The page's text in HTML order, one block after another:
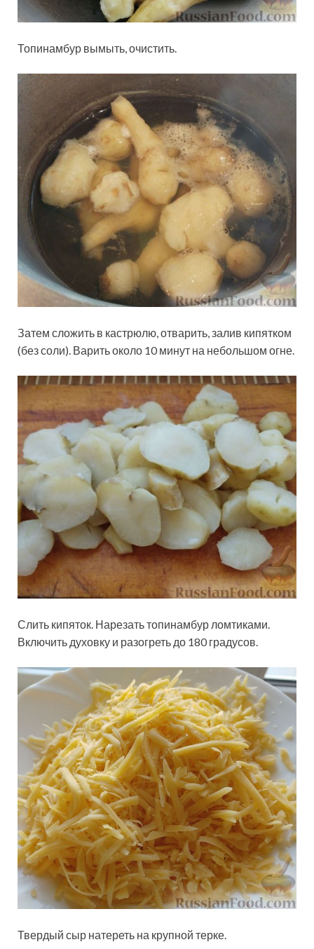
Топинамбур вымыть, очистить.
Затем сложить в кастрюлю, отварить, залив кипятком
(без соли). Варить около 10 минут на небольшом огне.
Слить кипяток. Нарезать топинамбур ломтиками.
Включить духовку и разогреть до 180 градусов.
Твердый сыр натереть на крупной терке.